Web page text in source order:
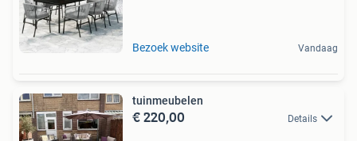
Bezoek website Vandaag
tuinmeubelen
€ 220,00 Details